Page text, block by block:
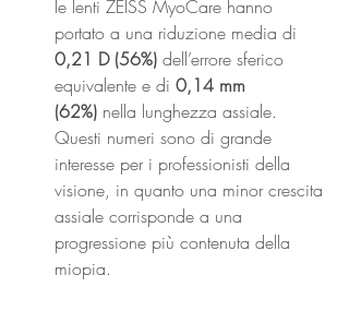
le lenti ZEISS MyoCare hanno
portato a una riduzione media di
0,21 D (56%) dell’errore sferico
equivalente e di 0,14 mm
(62%) nella lunghezza assiale.
Questi numeri sono di grande
interesse per i professionisti della
visione, in quanto una minor crescita
assiale corrisponde a una
progressione più contenuta della
miopia.